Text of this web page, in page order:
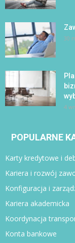
30
4
POPULARNE
Karty kredytowe i
Kariera i rozwój
Konfiguracja i
Kariera akademicka
Koordynacja
Konta bankowe